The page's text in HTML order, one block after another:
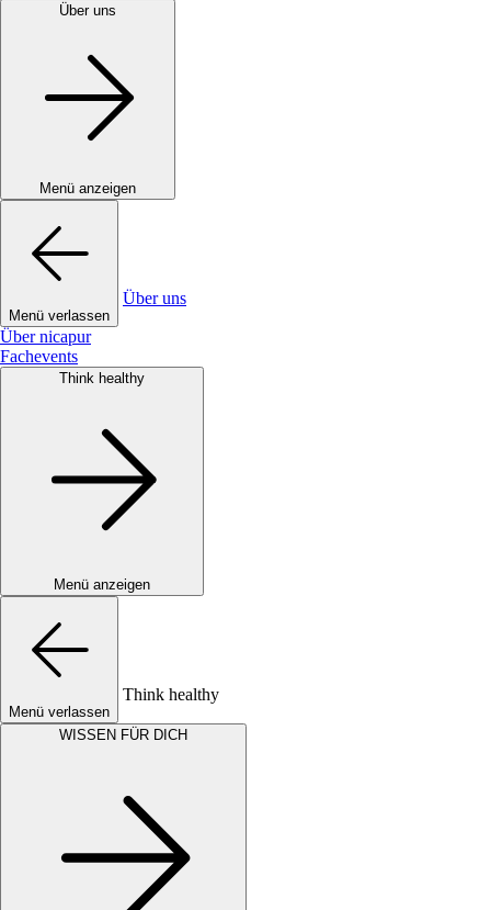
Über uns
Menü anzeigen
Menü verlassen
Über uns
Über nicapur
Fachevents
Think healthy
Menü anzeigen
Menü verlassen
Think healthy
WISSEN FÜR DICH